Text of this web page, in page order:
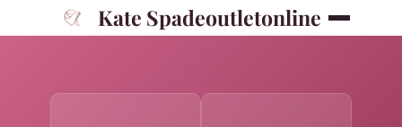
Kate Spadeoutletonline